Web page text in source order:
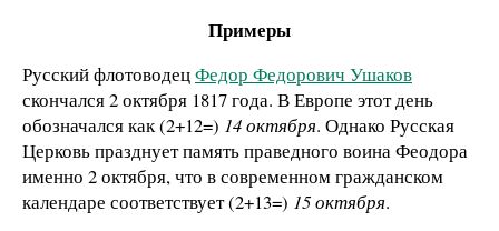
Примеры
Русский флотоводецФедор Федорович Ушаков
скончался 2 октября 1817 года. В Европе этот день
обозначался как (2+12=) 14 октября. Однако Русская
Церковь празднует память праведного воина Феодора
именно 2 октября, что в современном гражданском
календаре соответствует (2+13=) 15 октября.